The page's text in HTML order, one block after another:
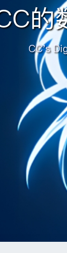
的
CC's